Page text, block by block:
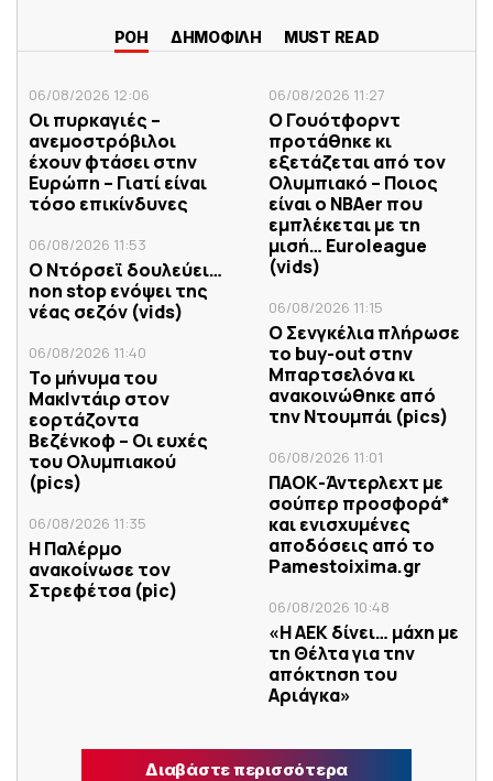
ΡΟΗ ΔΗΜΟΦΙΛΗ MUST READ
06/08/2026 12:06
Οι πυρκαγιές –
ανεμοστρόβιλοι
έχουν φτάσει στην
Ευρώπη – Γιατί είναι
τόσο επικίνδυνες
06/08/2026 11:53
Ο Ντόρσεϊ δουλεύει…
non stop ενόψει της
νέας σεζόν (vids)
06/08/2026 11:40
Το μήνυμα του
ΜακΙντάιρ στον
εορτάζοντα
Βεζένκοφ – Οι ευχές
του Ολυμπιακού
(pics)
06/08/2026 11:35
Η Παλέρμο
ανακοίνωσε τον
Στρεφέτσα (pic)
06/08/2026 11:27
Ο Γουότφορντ
προτάθηκε κι
εξετάζεται από τον
Ολυμπιακό – Ποιος
είναι ο ΝΒΑer που
εμπλέκεται με τη
μισή… Euroleague
(vids)
06/08/2026 11:15
Ο Σενγκέλια πλήρωσε
το buy-out στην
Μπαρτσελόνα κι
ανακοινώθηκε από
την Ντουμπάι (pics)
06/08/2026 11:01
ΠΑΟΚ-Άντερλεχτ με
σούπερ προσφορά*
και ενισχυμένες
αποδόσεις από το
Pamestoixima.gr
06/08/2026 10:48
«Η ΑΕΚ δίνει… μάχη με
τη Θέλτα για την
απόκτηση του
Αριάγκα»
Διαβάστε περισσότερα